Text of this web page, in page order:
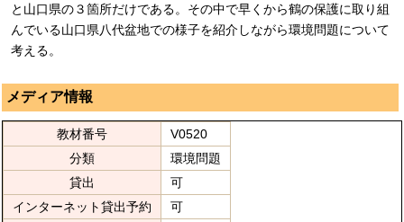
と山口県の３箇所だけである。その中で早くから鶴の保護に取り組
んでいる山口県八代盆地での様子を紹介しながら環境問題について
考える。
メディア情報
教材番号
V0520
分類
環境問題
貸出
可
インターネット貸出予約
可